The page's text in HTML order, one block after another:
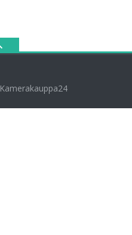
Kamerakauppa24